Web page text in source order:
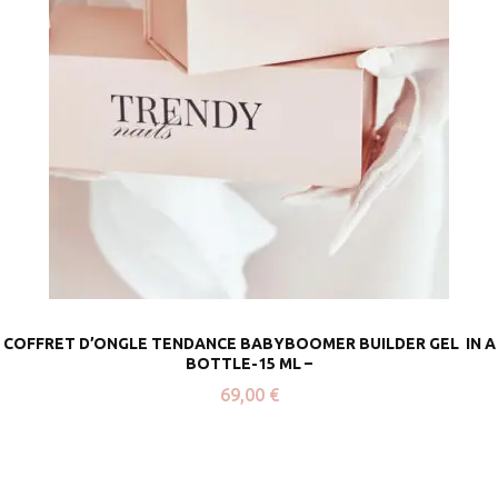
COFFRET D’ONGLE TENDANCE BABYBOOMER BUILDER GEL IN A
BOTTLE-15 ML –
69,00 €